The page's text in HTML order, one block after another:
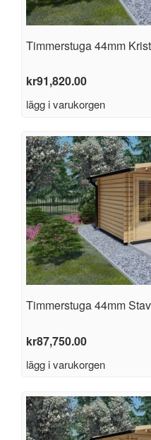
Timmerstuga 44mm
kr91,820.00
lägg i varukorgen
Timmerstuga 44mm
kr87,750.00
lägg i varukorgen